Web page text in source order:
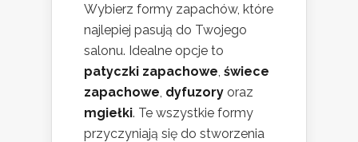
Wybierz formy zapachów, które
najlepiej pasują do Twojego
salonu. Idealne opcje to
patyczki zapachowe, świece
zapachowe, dyfuzory oraz
mgiełki. Te wszystkie formy
przyczyniają się do stworzenia